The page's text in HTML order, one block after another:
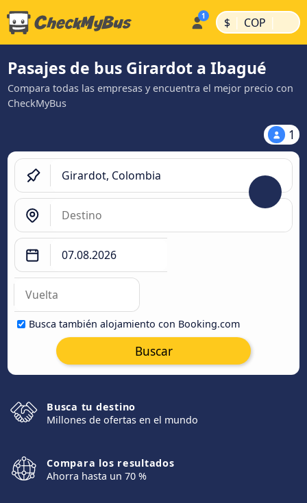
$ | COP |
Pasajes de bus Girardot a Ibagué
Compara todas las empresas y encuentra el mejor precio con
CheckMyBus
1
Busca también alojamiento con Booking.com
Buscar
Busca tu destino
Millones de ofertas en el mundo
Compara los resultados
Ahorra hasta un 70 %